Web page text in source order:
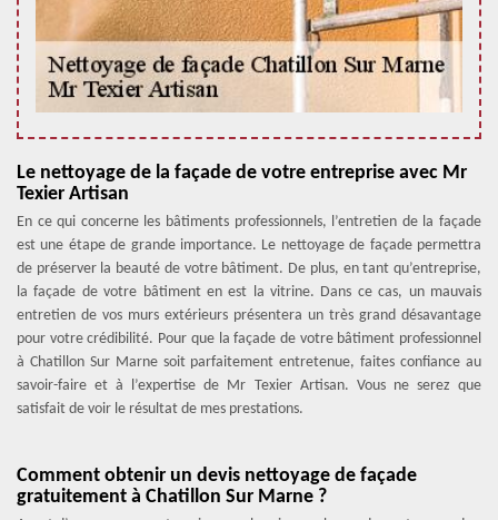
Le nettoyage de la façade de votre entreprise avec Mr
Texier Artisan
En ce qui concerne les bâtiments professionnels, l’entretien de la façade
est une étape de grande importance. Le nettoyage de façade permettra
de préserver la beauté de votre bâtiment. De plus, en tant qu’entreprise,
la façade de votre bâtiment en est la vitrine. Dans ce cas, un mauvais
entretien de vos murs extérieurs présentera un très grand désavantage
pour votre crédibilité. Pour que la façade de votre bâtiment professionnel
à Chatillon Sur Marne soit parfaitement entretenue, faites confiance au
savoir-faire et à l’expertise de Mr Texier Artisan. Vous ne serez que
satisfait de voir le résultat de mes prestations.
Comment obtenir un devis nettoyage de façade
gratuitement à Chatillon Sur Marne ?